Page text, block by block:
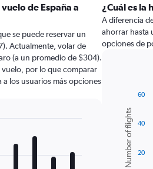
de España a
se puede reservar un
Actualmente, volar de
(a un promedio de $304).
por lo que comparar
los usuarios más opciones
¿Cuál es la
A diferencia
ahorrar hasta
opciones de
chart
with
data
series.
Chart
graphic.
Number of flights 20
40
60